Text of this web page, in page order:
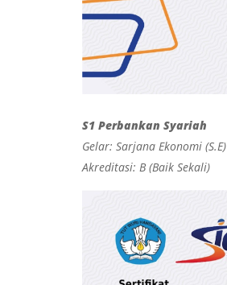
S1 Perbankan Syariah
Gelar: Sarjana Ekonomi (S.E)
Akreditasi: B (Baik Sekali)